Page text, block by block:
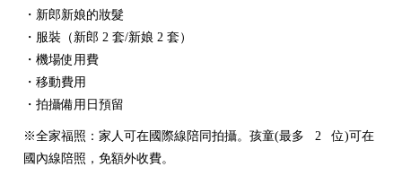
・新郎新娘的妝髮
・服裝（新郎 2 套/新娘 2 套）
・機場使用費
・移動費用
・拍攝備用日預留
※全家福照：家人可在國際線陪同拍攝。孩童(最多 2 位)可在
國內線陪照，免額外收費。